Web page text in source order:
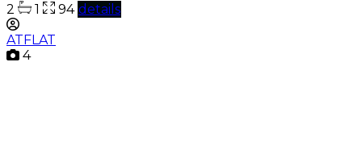
2 1 94 details
ATFLAT
4